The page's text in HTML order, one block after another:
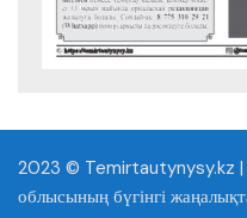
2023 © Temirtautynysy.kz |
облысының бүгінгі